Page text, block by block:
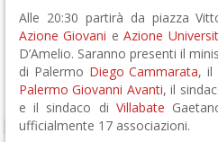
Alle 20:30 partirà da piazza
Azione Giovani eAzione
D’Amelio. Saranno presenti il
di Palermo Diego Cammarata, il
Palermo Giovanni Avanti, il
e il sindaco di Villabate
ufficialmente 17 associazioni.